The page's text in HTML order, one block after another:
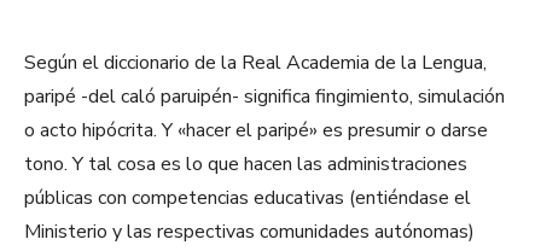
Según el diccionario de la Real Academia de la Lengua,
paripé -del caló paruipén- significa fingimiento, simulación
o acto hipócrita. Y «hacer el paripé» es presumir o darse
tono. Y tal cosa es lo que hacen las administraciones
públicas con competencias educativas (entiéndase el
Ministerio y las respectivas comunidades autónomas)